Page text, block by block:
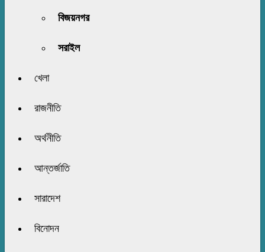
বিজয়নগর
সরাইল
খেলা
রাজনীতি
অর্থনীতি
আন্তর্জাতি
সারাদেশ
বিনোদন